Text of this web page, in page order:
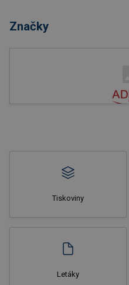
Značky
Tiskoviny
Letáky